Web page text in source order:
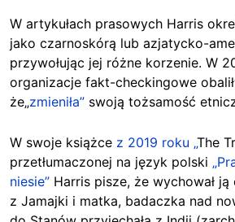
W artykułach prasowych Harris
jako czarnoskórą lub azjatycko-
przywołując jej różne korzenie. W
organizacje fakt-checkingowe
że„zmieniła” swoją tożsamość
W swoje książce z 2019 roku „The
przetłumaczonej na język polski
niesie” Harris pisze, że wychował
z Jamajki i matka, badaczka nad